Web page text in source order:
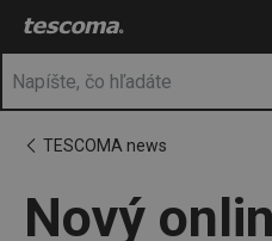
Nachádzate sa na stránke
Prejsť na
Prejsť na
Prejsť na
TESCOMA news
Nový